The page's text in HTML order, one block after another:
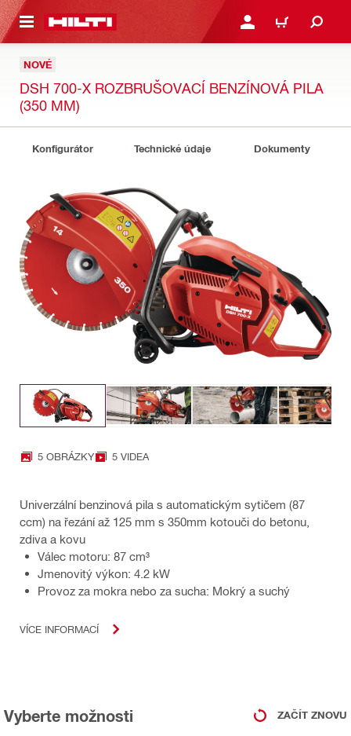
HLAVNÍ OBSAH PŘIHLÁSIT NEBO
KOŠÍK
NOVÉ
DSH 700-X ROZBRUŠOVACÍ BENZÍNOVÁ PILA
(350 MM)
Konfigurátor Technické údaje Dokumenty
5 OBRÁZKY 5 VIDEA
Univerzální benzinová pila s automatickým sytičem (87
ccm) na řezání až 125 mm s 350mm kotouči do betonu,
zdiva a kovu
Válec motoru: 87 cm³
Jmenovitý výkon: 4.2 kW
Provoz za mokra nebo za sucha: Mokrý a suchý
VÍCE INFORMACÍ
Vyberte možnosti ZAČÍT ZNOVU